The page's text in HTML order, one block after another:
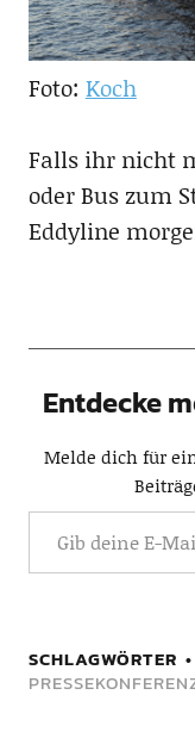
Foto: Koch
Falls ihr nicht
oder Bus zum
Eddyline
Entdecke
Melde dich für
SCHLAGWÖRTER